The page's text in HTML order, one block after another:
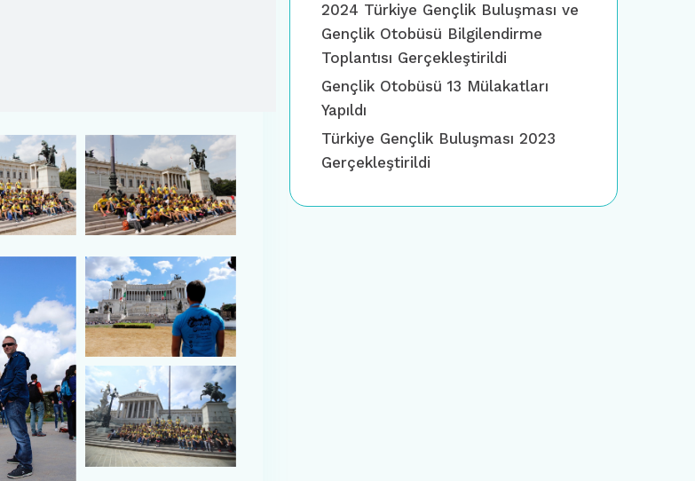
2024 Türkiye Gençlik Buluşması ve
Gençlik Otobüsü Bilgilendirme
Toplantısı Gerçekleştirildi
Gençlik Otobüsü 13 Mülakatları
Yapıldı
Türkiye Gençlik Buluşması 2023
Gerçekleştirildi